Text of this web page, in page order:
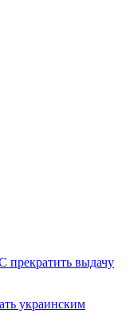
прекратить выдачу
украинским